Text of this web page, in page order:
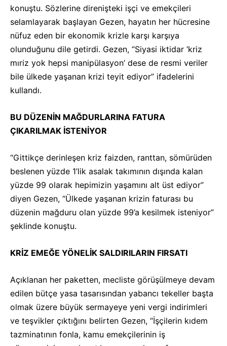
konuştu. Sözlerine direnişteki işçi ve emekçileri
selamlayarak başlayan Gezen, hayatın her hücresine
nüfuz eden bir ekonomik krizle karşı karşıya
olunduğunu dile getirdi. Gezen, “Siyasi iktidar ‘kriz
mıriz yok hepsi manipülasyon’ dese de resmi veriler
bile ülkede yaşanan krizi teyit ediyor” ifadelerini
kullandı.
BU DÜZENİN MAĞDURLARINA FATURA
ÇIKARILMAK İSTENİYOR
“Gittikçe derinleşen kriz faizden, ranttan, sömürüden
beslenen yüzde 1’lik asalak takımının dışında kalan
yüzde 99 olarak hepimizin yaşamını alt üst ediyor”
diyen Gezen, “Ülkede yaşanan krizin faturası bu
düzenin mağduru olan yüzde 99’a kesilmek isteniyor”
şeklinde konuştu.
KRİZ EMEĞE YÖNELİK SALDIRILARIN FIRSATI
Açıklanan her paketten, mecliste görüşülmeye devam
edilen bütçe yasa tasarısından yabancı tekeller başta
olmak üzere büyük sermayeye yeni vergi indirimleri
ve teşvikler çıktığını belirten Gezen, “İşçilerin kıdem
tazminatının fonla, kamu emekçilerinin iş